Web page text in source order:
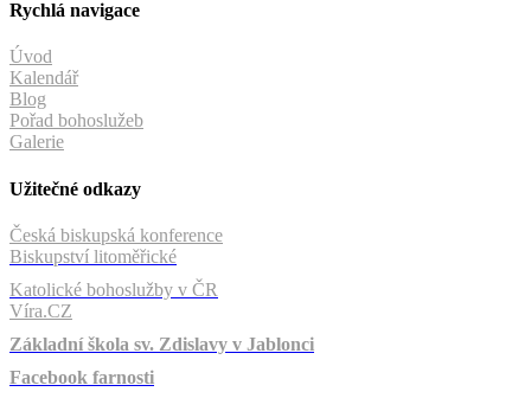
Rychlá navigace
Úvod
Kalendář
Blog
Pořad bohoslužeb
Galerie
Užitečné odkazy
Česká biskupská konference
Biskupství litoměřické
Katolické bohoslužby v ČR
Víra.CZ
Základní škola sv. Zdislavy v Jablonci
Facebook farnosti